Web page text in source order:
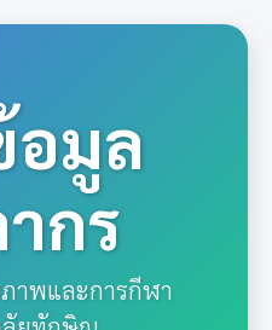
อมูล
กร
าพและการกีฬา